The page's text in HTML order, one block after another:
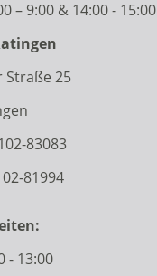
– 9:00 & 14:00 - 15:00
Straße 25
83083
81994
- 13:00